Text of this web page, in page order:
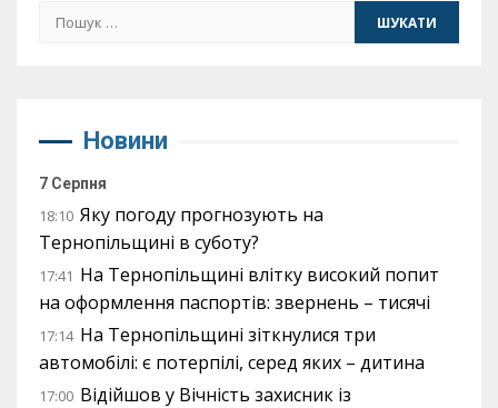
Пошук:
Новини
7 Серпня
18:10 Яку погоду прогнозують на
Тернопільщині в суботу?
17:41 На Тернопільщині влітку високий попит
на оформлення паспортів: звернень – тисячі
17:14 На Тернопільщині зіткнулися три
автомобілі: є потерпілі, серед яких – дитина
17:00 Відійшов у Вічність захисник із